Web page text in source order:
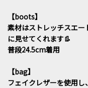
【boots】
素材はストレッチスエ
に見せてくれます👢
普段24.5cm着用
【bag】
フェイクレザーを使用